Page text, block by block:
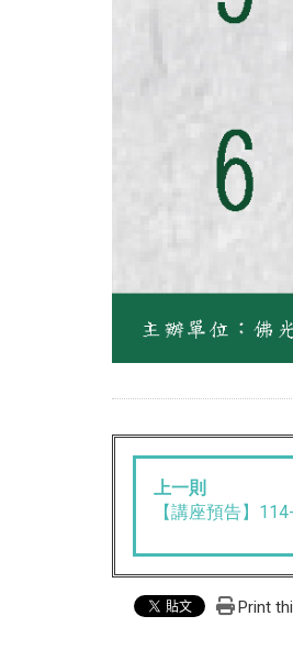
上一則
【講座預告】
Print